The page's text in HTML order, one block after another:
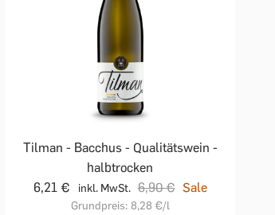
Tilman - Bacchus - Qualitätswein -
halbtrocken
6,21 €
inkl. MwSt. 6,90 € Sale
Grundpreis: 8,28 €/l